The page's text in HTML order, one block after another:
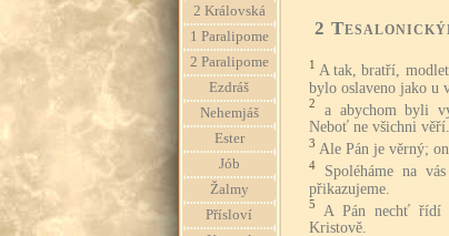
2 Královská
1 Paralipome
2 Paralipome
Ezdráš
Nehemjáš
Ester
Jób
Žalmy
Přísloví
2
1 A tak, bratří,
bylo oslaveno jako u
2
a abychom byli
Neboť ne všichni věří.
3 Ale Pán je věrný;
4
Spoléháme na
přikazujeme.
5
A Pán nechť řídí
Kristově.